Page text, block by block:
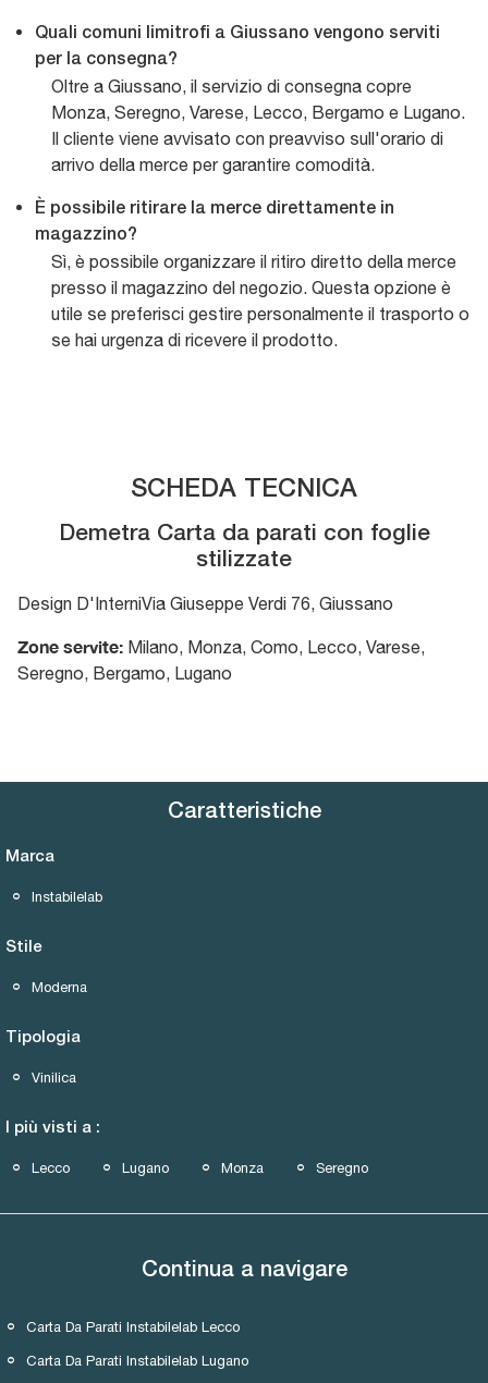
Quali comuni limitrofi a Giussano vengono serviti
per la consegna?
Oltre a Giussano, il servizio di consegna copre
Monza, Seregno, Varese, Lecco, Bergamo e Lugano.
Il cliente viene avvisato con preavviso sull'orario di
arrivo della merce per garantire comodità.
È possibile ritirare la merce direttamente in
magazzino?
Sì, è possibile organizzare il ritiro diretto della merce
presso il magazzino del negozio. Questa opzione è
utile se preferisci gestire personalmente il trasporto o
se hai urgenza di ricevere il prodotto.
SCHEDA TECNICA
Demetra Carta da parati con foglie
stilizzate
Design D'InterniVia Giuseppe Verdi 76, Giussano
Zone servite: Milano, Monza, Como, Lecco, Varese,
Seregno, Bergamo, Lugano
Caratteristiche
Marca
Instabilelab
Stile
Moderna
Tipologia
Vinilica
I più visti a :
Lecco Lugano Monza Seregno
Continua a navigare
Carta Da Parati Instabilelab Lecco
Carta Da Parati Instabilelab Lugano